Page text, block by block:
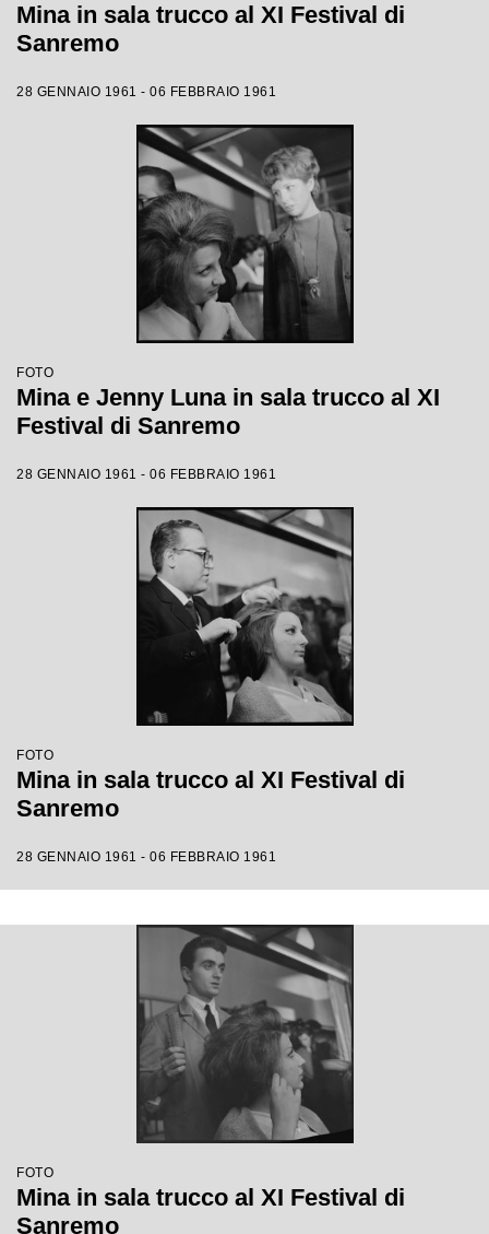
Mina in sala trucco al XI Festival di
Sanremo
28 GENNAIO 1961 - 06 FEBBRAIO 1961
FOTO
Mina e Jenny Luna in sala trucco al XI
Festival di Sanremo
28 GENNAIO 1961 - 06 FEBBRAIO 1961
FOTO
Mina in sala trucco al XI Festival di
Sanremo
28 GENNAIO 1961 - 06 FEBBRAIO 1961
FOTO
Mina in sala trucco al XI Festival di
Sanremo